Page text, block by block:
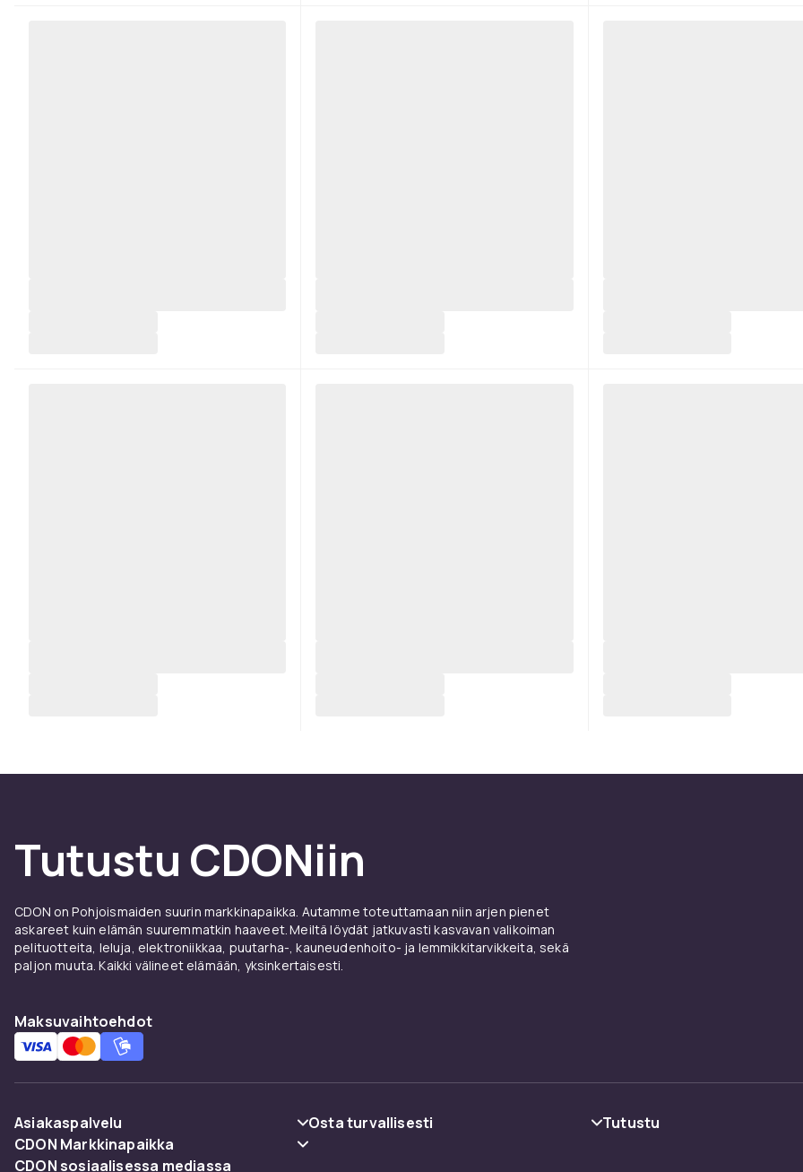
Tutustu CDONiin
CDON on Pohjoismaiden suurin markkinapaikka. Autamme toteuttamaan niin arjen pienet
askareet kuin elämän suuremmatkin haaveet. Meiltä löydät jatkuvasti kasvavan valikoiman
pelituotteita, leluja, elektroniikkaa, puutarha-, kauneudenhoito- ja lemmikkitarvikkeita, sekä
paljon muuta. Kaikki välineet elämään, yksinkertaisesti.
Maksuvaihtoehdot
Asiakaspalvelu
Usein kysyttyä (UKK)
Osta turvallisesti
Tutustu
CDON Markkinapaikka
CDON sosiaalisessa mediassa